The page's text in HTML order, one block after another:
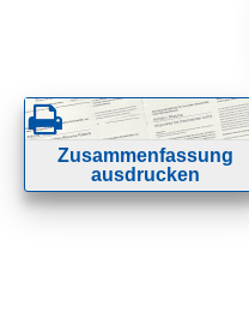
Zusammenfassung
ausdrucken